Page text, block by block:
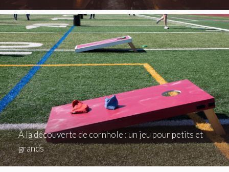
À la découverte de cornhole : un jeu pour petits et
grands